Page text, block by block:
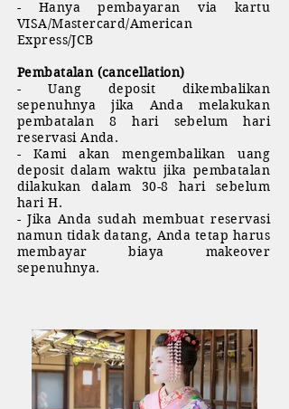
- Hanya pembayaran via kartu
VISA/Mastercard/American
Express/JCB
Pembatalan (cancellation)
- Uang deposit dikembalikan
sepenuhnya jika Anda melakukan
pembatalan 8 hari sebelum hari
reservasi Anda.
- Kami akan mengembalikan uang
deposit dalam waktu jika pembatalan
dilakukan dalam 30-8 hari sebelum
hari H.
- Jika Anda sudah membuat reservasi
namun tidak datang, Anda tetap harus
membayar biaya makeover
sepenuhnya.